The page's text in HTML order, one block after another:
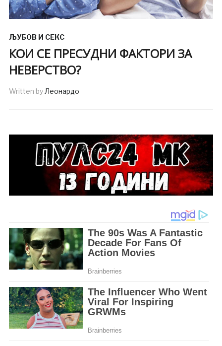
ЉУБОВ И СЕКС
КОИ СЕ ПРЕСУДНИ ФАКТОРИ ЗА
НЕВЕРСТВО?
Written byЛеонардо